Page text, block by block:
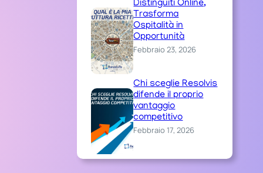
Distinguiti Online,
Trasforma
Ospitalità in
Opportunità
Febbraio 23, 2026
Chi sceglie Resolvis
difende il proprio
vantaggio
competitivo
Febbraio 17, 2026